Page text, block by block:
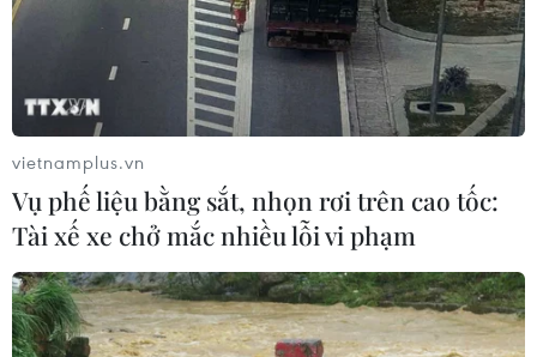
vietnamplus.vn
Vụ phế liệu bằng sắt, nhọn rơi trên cao tốc:
Tài xế xe chở mắc nhiều lỗi vi phạm